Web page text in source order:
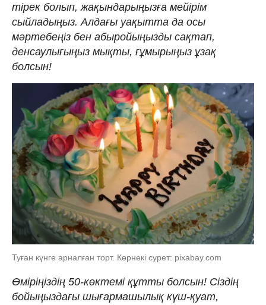
тірек болып, жақындарыңызға мейірім
сыйладыңыз. Алдағы уақытта да осы
мәртебеңіз бен абыройыңызды сақтап,
денсаулығыңыз мықты, ғұмырыңыз ұзақ
болсын!
Туған күнге арналған торт. Көрнекі сурет: pixabay.com
Өміріңіздің 50-көктемі құтты болсын! Сіздің
бойыңыздағы шығармашылық күш-қуат,